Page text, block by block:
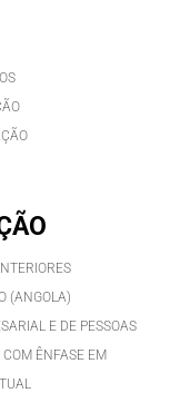
(ANGOLA)
E DE PESSOAS
ÊNFASE EM